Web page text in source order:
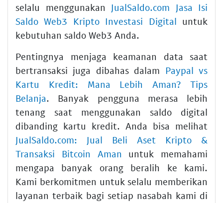
selalu menggunakan JualSaldo.com Jasa Isi
Saldo Web3 Kripto Investasi Digital untuk
kebutuhan saldo Web3 Anda.
Pentingnya menjaga keamanan data saat
bertransaksi juga dibahas dalam Paypal vs
Kartu Kredit: Mana Lebih Aman? Tips
Belanja. Banyak pengguna merasa lebih
tenang saat menggunakan saldo digital
dibanding kartu kredit. Anda bisa melihat
JualSaldo.com: Jual Beli Aset Kripto &
Transaksi Bitcoin Aman untuk memahami
mengapa banyak orang beralih ke kami.
Kami berkomitmen untuk selalu memberikan
layanan terbaik bagi setiap nasabah kami di